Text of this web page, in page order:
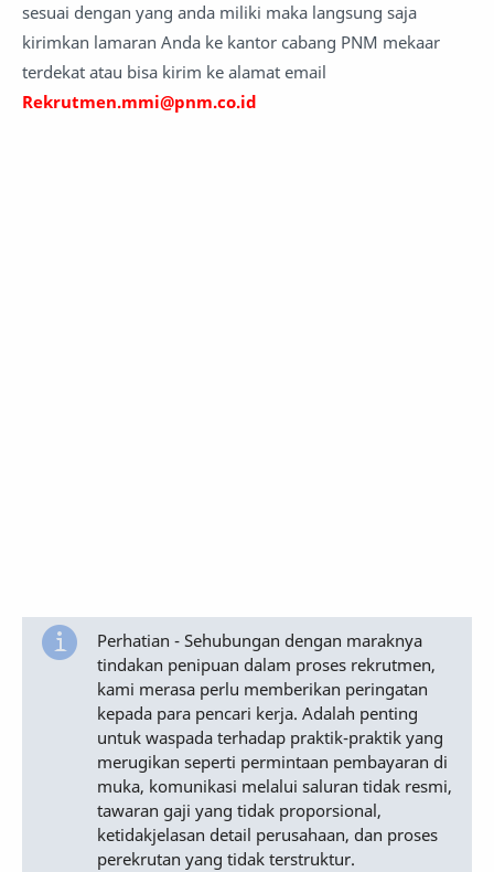
sesuai dengan yang anda miliki maka langsung saja
kirimkan lamaran Anda ke kantor cabang PNM mekaar
terdekat atau bisa kirim ke alamat email
Rekrutmen.mmi@pnm.co.id
Perhatian - Sehubungan dengan maraknya
tindakan penipuan dalam proses rekrutmen,
kami merasa perlu memberikan peringatan
kepada para pencari kerja. Adalah penting
untuk waspada terhadap praktik-praktik yang
merugikan seperti permintaan pembayaran di
muka, komunikasi melalui saluran tidak resmi,
tawaran gaji yang tidak proporsional,
ketidakjelasan detail perusahaan, dan proses
perekrutan yang tidak terstruktur.